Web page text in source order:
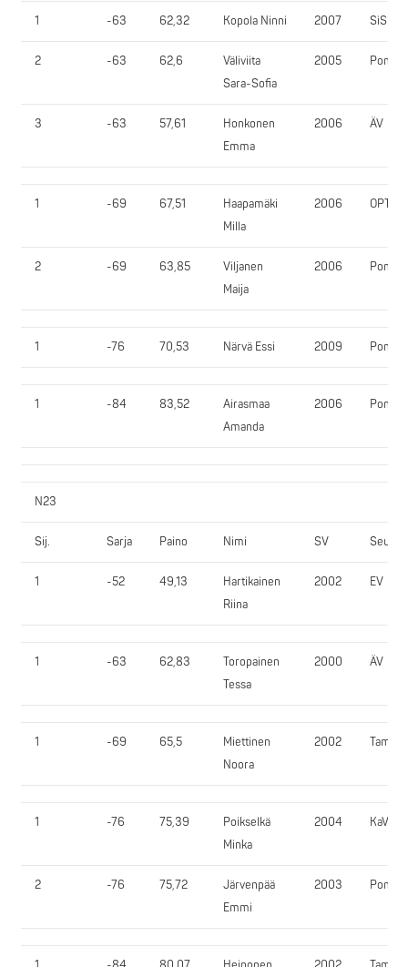
1 -63 62,32 Kopola Ninni 2007 SiSi
2 -63 62,6
Väliviita
Sara-Sofia
2005 PomPy
3 -63 57,61
Honkonen
Emma
2006 ÄV
1 -69 67,51
Haapamäki
Milla
2006 OPT
2 -69 63,85
Viljanen
Maija
2006 PomPy
1 -76 70,53 Närvä Essi 2009 PomPy
1 -84 83,52
Airasmaa
Amanda
2006 PomPy
N23
Sij. Sarja Paino Nimi SV Seura
1 -52 49,13
Hartikainen
Riina
2002 EV
1 -63 62,83
Toropainen
Tessa
2000 ÄV
1 -69 65,5
Miettinen
Noora
2002 TamRy
1 -76 75,39
Poikselkä
Minka
2004 KaVo
2 -76 75,72
Järvenpää
Emmi
2003 PomPy